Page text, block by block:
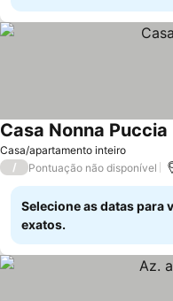
Casa/apartamento inteiro
Casa Nonna Puccia
/ Pontuação não disponível
Selecione as datas para
exatos.